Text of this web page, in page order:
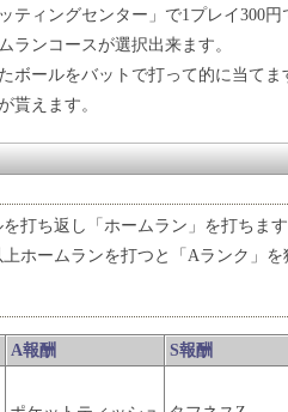
ティングセンター」で1プレイ300円
ランコースが選択出来ます。
ボールをバットで打って的に当てま
貰えます。
打ち返し「ホームラン」を打ちます
ホームランを打つと「Aランク」
A報酬 S報酬